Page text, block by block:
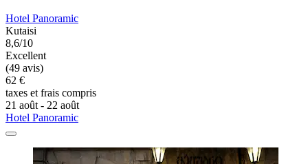
Hotel Panoramic
Kutaisi
8,6/10
Excellent
(49 avis)
62 €
taxes et frais compris
21 août - 22 août
Hotel Panoramic